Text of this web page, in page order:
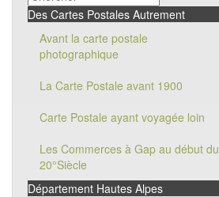
Des Cartes Postales Autrement
Avant la carte postale
photographique
La Carte Postale avant 1900
Carte Postale ayant voyagée loin
Les Commerces à Gap au début du
20°Siècle
Département Hautes Alpes